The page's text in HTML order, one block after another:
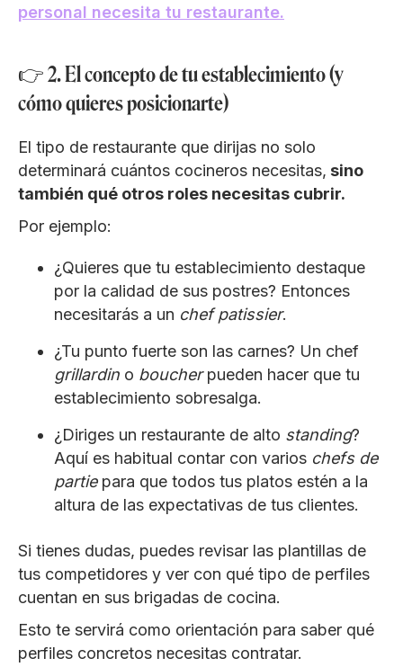
personal necesita tu restaurante.
👉 2. El concepto de tu establecimiento (y
cómo quieres posicionarte)
El tipo de restaurante que dirijas no solo
determinará cuántos cocineros necesitas, sino
también qué otros roles necesitas cubrir.
Por ejemplo:
¿Quieres que tu establecimiento destaque
por la calidad de sus postres? Entonces
necesitarás a un chef patissier.
¿Tu punto fuerte son las carnes? Un chef
grillardin o boucherpueden hacer que tu
establecimiento sobresalga.
¿Diriges un restaurante de alto standing?
Aquí es habitual contar con varios chefs de
partiepara que todos tus platos estén a la
altura de las expectativas de tus clientes.
Si tienes dudas, puedes revisar las plantillas de
tus competidores y ver con qué tipo de perfiles
cuentan en sus brigadas de cocina.
Esto te servirá como orientación para saber qué
perfiles concretos necesitas contratar.